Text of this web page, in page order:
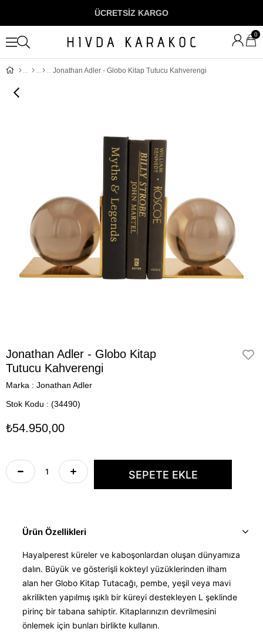
ÜCRETSİZ KARGO
0
Jonathan Adler - Globo Kitap Tutucu Kahverengi
Jonathan Adler - Globo Kitap
Tutucu Kahverengi
Marka : Jonathan Adler
Stok Kodu
(34490)
₺54.950,00
Ürün Özellikleri
Hayalperest küreler ve kaboşonlardan oluşan dünyamıza
dalın. Büyük ve gösterişli kokteyl yüzüklerinden ilham
alan her Globo Kitap Tutacağı, pembe, yeşil veya mavi
akrilikten yapılmış ışıklı bir küreyi destekleyen L şeklinde
pirinç bir tabana sahiptir. Kitaplarınızın devrilmesini
önlemek için bunları birlikte kullanın.